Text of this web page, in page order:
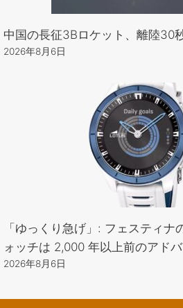
中国の長征3Bロケット、離陸30
2026年8月6日
「ゆっくり急げ」: フェスティナ
ォッチは 2,000 年以上前のアド
2026年8月6日